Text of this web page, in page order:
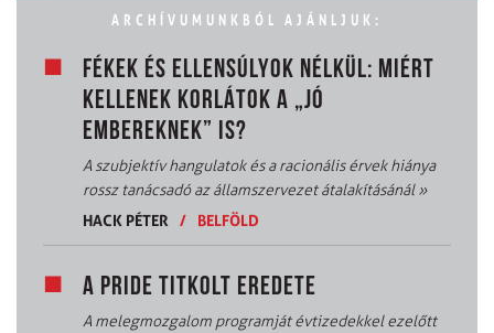
ARCHÍVUMUNKBÓL AJÁNLJUK:
FÉKEK ÉS ELLENSÚLYOK NÉLKÜL: MIÉRT
KELLENEK KORLÁTOK A „JÓ
EMBEREKNEK” IS?
A szubjektív hangulatok és a racionális érvek hiánya
rossz tanácsadó az államszervezet átalakításánál»
HACK PÉTER
/ BELFÖLD
A PRIDE TITKOLT EREDETE
A melegmozgalom programját évtizedekkel ezelőtt